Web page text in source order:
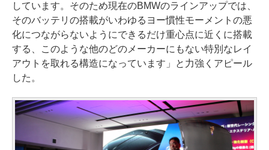
しています。そのため現在のBMWのラインアップでは、
そのバッテリの搭載がいわゆるヨー慣性モーメントの悪
化につながらないようにできるだけ重心点に近くに搭載
する、このような他のどのメーカーにもない特別なレイ
アウトを取れる構造になっています」と力強くアピール
した。